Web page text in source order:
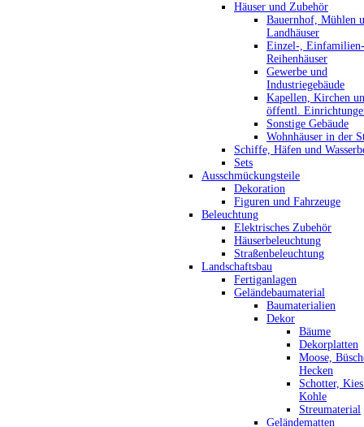
Häuser und Zubehör
Bauernhof, Mühlen
Landhäuser
Einzel-,
Reihenhäuser
Gewerbe und
Industriegebäude
Kapellen, Kirchen
öffentl.
Sonstige Gebäude
Wohnhäuser in der
Schiffe, Häfen und
Sets
Ausschmückungsteile
Dekoration
Figuren und Fahrzeuge
Beleuchtung
Elektrisches Zubehör
Häuserbeleuchtung
Straßenbeleuchtung
Landschaftsbau
Fertiganlagen
Geländebaumaterial
Baumaterialien
Dekor
Bäume
Dekorplatten
Moose,
Hecken
Schotter,
Kohle
Streumaterial
Geländematten